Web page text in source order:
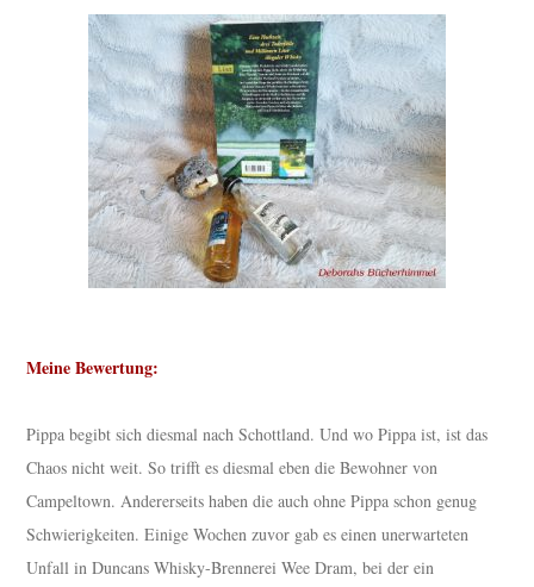
Meine Bewertung:
Pippa begibt sich diesmal nach Schottland. Und wo Pippa ist, ist das
Chaos nicht weit. So trifft es diesmal eben die Bewohner von
Campeltown. Andererseits haben die auch ohne Pippa schon genug
Schwierigkeiten. Einige Wochen zuvor gab es einen unerwarteten
Unfall in Duncans Whisky-Brennerei Wee Dram, bei der ein